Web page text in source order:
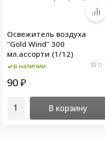
Освежитель воздуха
"Gold Wind" 300
мл.ассорти (1/12)
в наличии 0
90₽
В корзину